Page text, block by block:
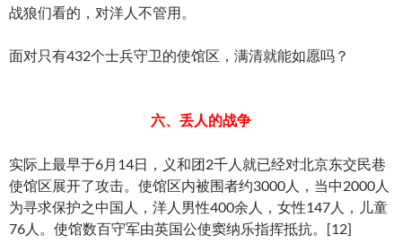
战狼们看的，对洋人不管用。
面对只有432个士兵守卫的使馆区，满清就能如愿吗？
六、丢人的战争
实际上最早于6月14日，义和团2千人就已经对北京东交民巷
使馆区展开了攻击。使馆区内被围者约3000人，当中2000人
为寻求保护之中国人，洋人男性400余人，女性147人，儿童
76人。使馆数百守军由英国公使窦纳乐指挥抵抗。[12]